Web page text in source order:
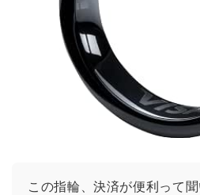
この指輪、決済が便利って